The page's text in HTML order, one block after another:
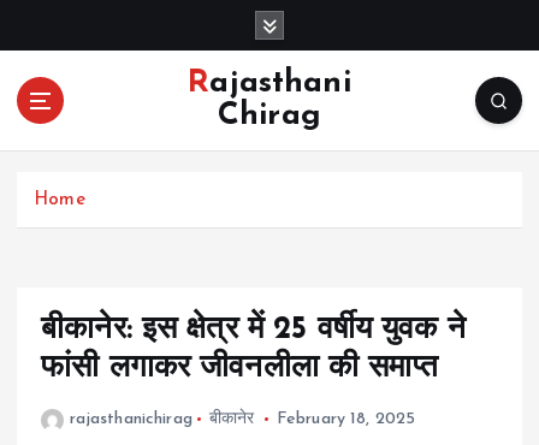
o
Rajasthani
Chirag
Home
बीकानेर: इस क्षेत्र में 25 वर्षीय युवक ने
फांसी लगाकर जीवनलीला की समाप्त
rajasthanichirag बीकानेर February 18, 2025